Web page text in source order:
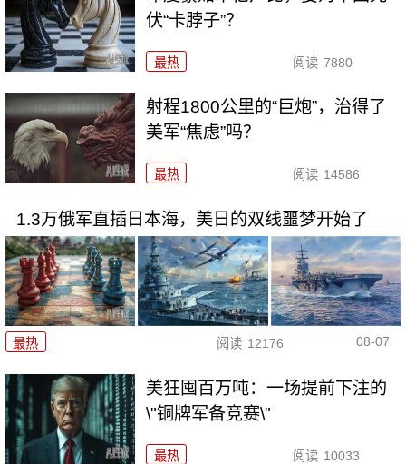
伏“卡脖子”？
最热 阅读 7880
射程1800公里的“巨炮”，治得了
美军“焦虑”吗？
最热 阅读 14586
1.3万俄军直插日本海，美日的双线噩梦开始了
最热 阅读 12176 08-07
美狂囤百万吨：一场提前下注的
\"铜牌军备竞赛\"
最热 阅读 10033